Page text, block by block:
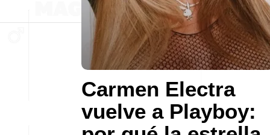
Carmen Electra
vuelve a Playboy: